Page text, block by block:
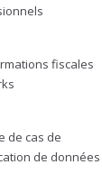
fiscales
de cas de
de données